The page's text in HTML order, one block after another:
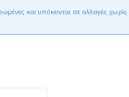
και υπόκεινται σε αλλαγές